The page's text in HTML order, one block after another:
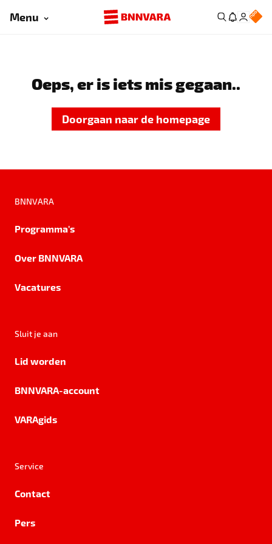
Menu
Oeps, er is iets mis gegaan..
Doorgaan naar de homepage
BNNVARA
Programma's
Over BNNVARA
Vacatures
Sluit je aan
Lid worden
BNNVARA-account
VARAgids
Service
Contact
Pers